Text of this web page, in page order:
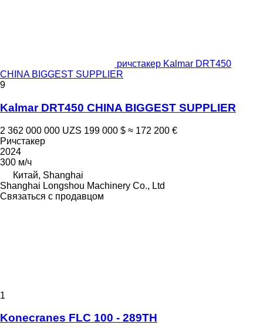
ричстакер Kalmar DRT450
CHINA BIGGEST SUPPLIER
9
Kalmar DRT450 CHINA BIGGEST SUPPLIER
2 362 000 000 UZS 199 000 $ ≈ 172 200 €
Ричстакер
2024
300 м/ч
Китай, Shanghai
Shanghai Longshou Machinery Co., Ltd
Связаться с продавцом
1
Konecranes FLC 100 - 289TH